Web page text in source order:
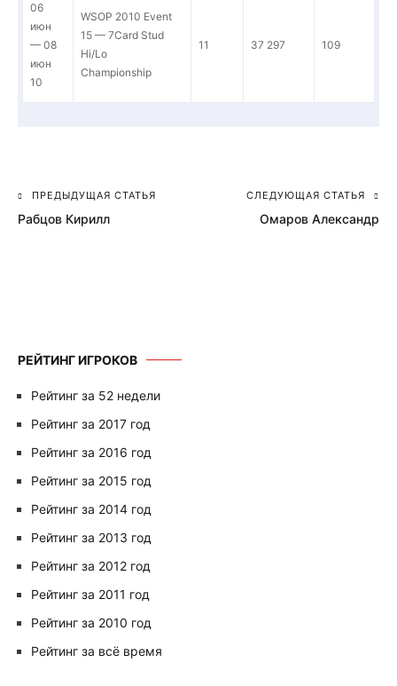
06
июн
— 08
июн
10
WSOP 2010 Event
15 — 7Card Stud
Hi/Lo
Championship
11 37 297 109
Навигация
ПРЕДЫДУЩАЯ СТАТЬЯ
Рабцов Кирилл
СЛЕДУЮЩАЯ СТАТЬЯ
Омаров Александр
РЕЙТИНГ ИГРОКОВ
Рейтинг за 52 недели
Рейтинг за 2017 год
Рейтинг за 2016 год
Рейтинг за 2015 год
Рейтинг за 2014 год
Рейтинг за 2013 год
Рейтинг за 2012 год
Рейтинг за 2011 год
Рейтинг за 2010 год
Рейтинг за всё время